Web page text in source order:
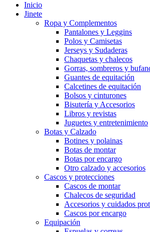
Inicio
Jinete
Ropa y Complementos
Pantalones y Leggins
Polos y Camisetas
Jerseys y Sudaderas
Chaquetas y chalecos
Gorras, sombreros y
Guantes de equitación
Calcetines de equitación
Bolsos y cinturones
Bisutería y Accesorios
Libros y revistas
Juguetes y entretenimiento
Botas y Calzado
Botines y polainas
Botas de montar
Botas por encargo
Otro calzado y accesorios
Cascos y protecciones
Cascos de montar
Chalecos de seguridad
Accesorios y cuidados
Cascos por encargo
Equipación